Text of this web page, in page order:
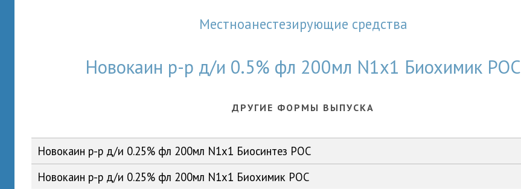
Местноанестезирующие средства
Новокаин р-р д/и 0.5% фл 200мл N1x1 Биохимик РОС
ДРУГИЕ ФОРМЫ ВЫПУСКА
Новокаин р-р д/и 0.25% фл 200мл N1x1 Биосинтез РОС
Новокаин р-р д/и 0.25% фл 200мл N1x1 Биохимик РОС